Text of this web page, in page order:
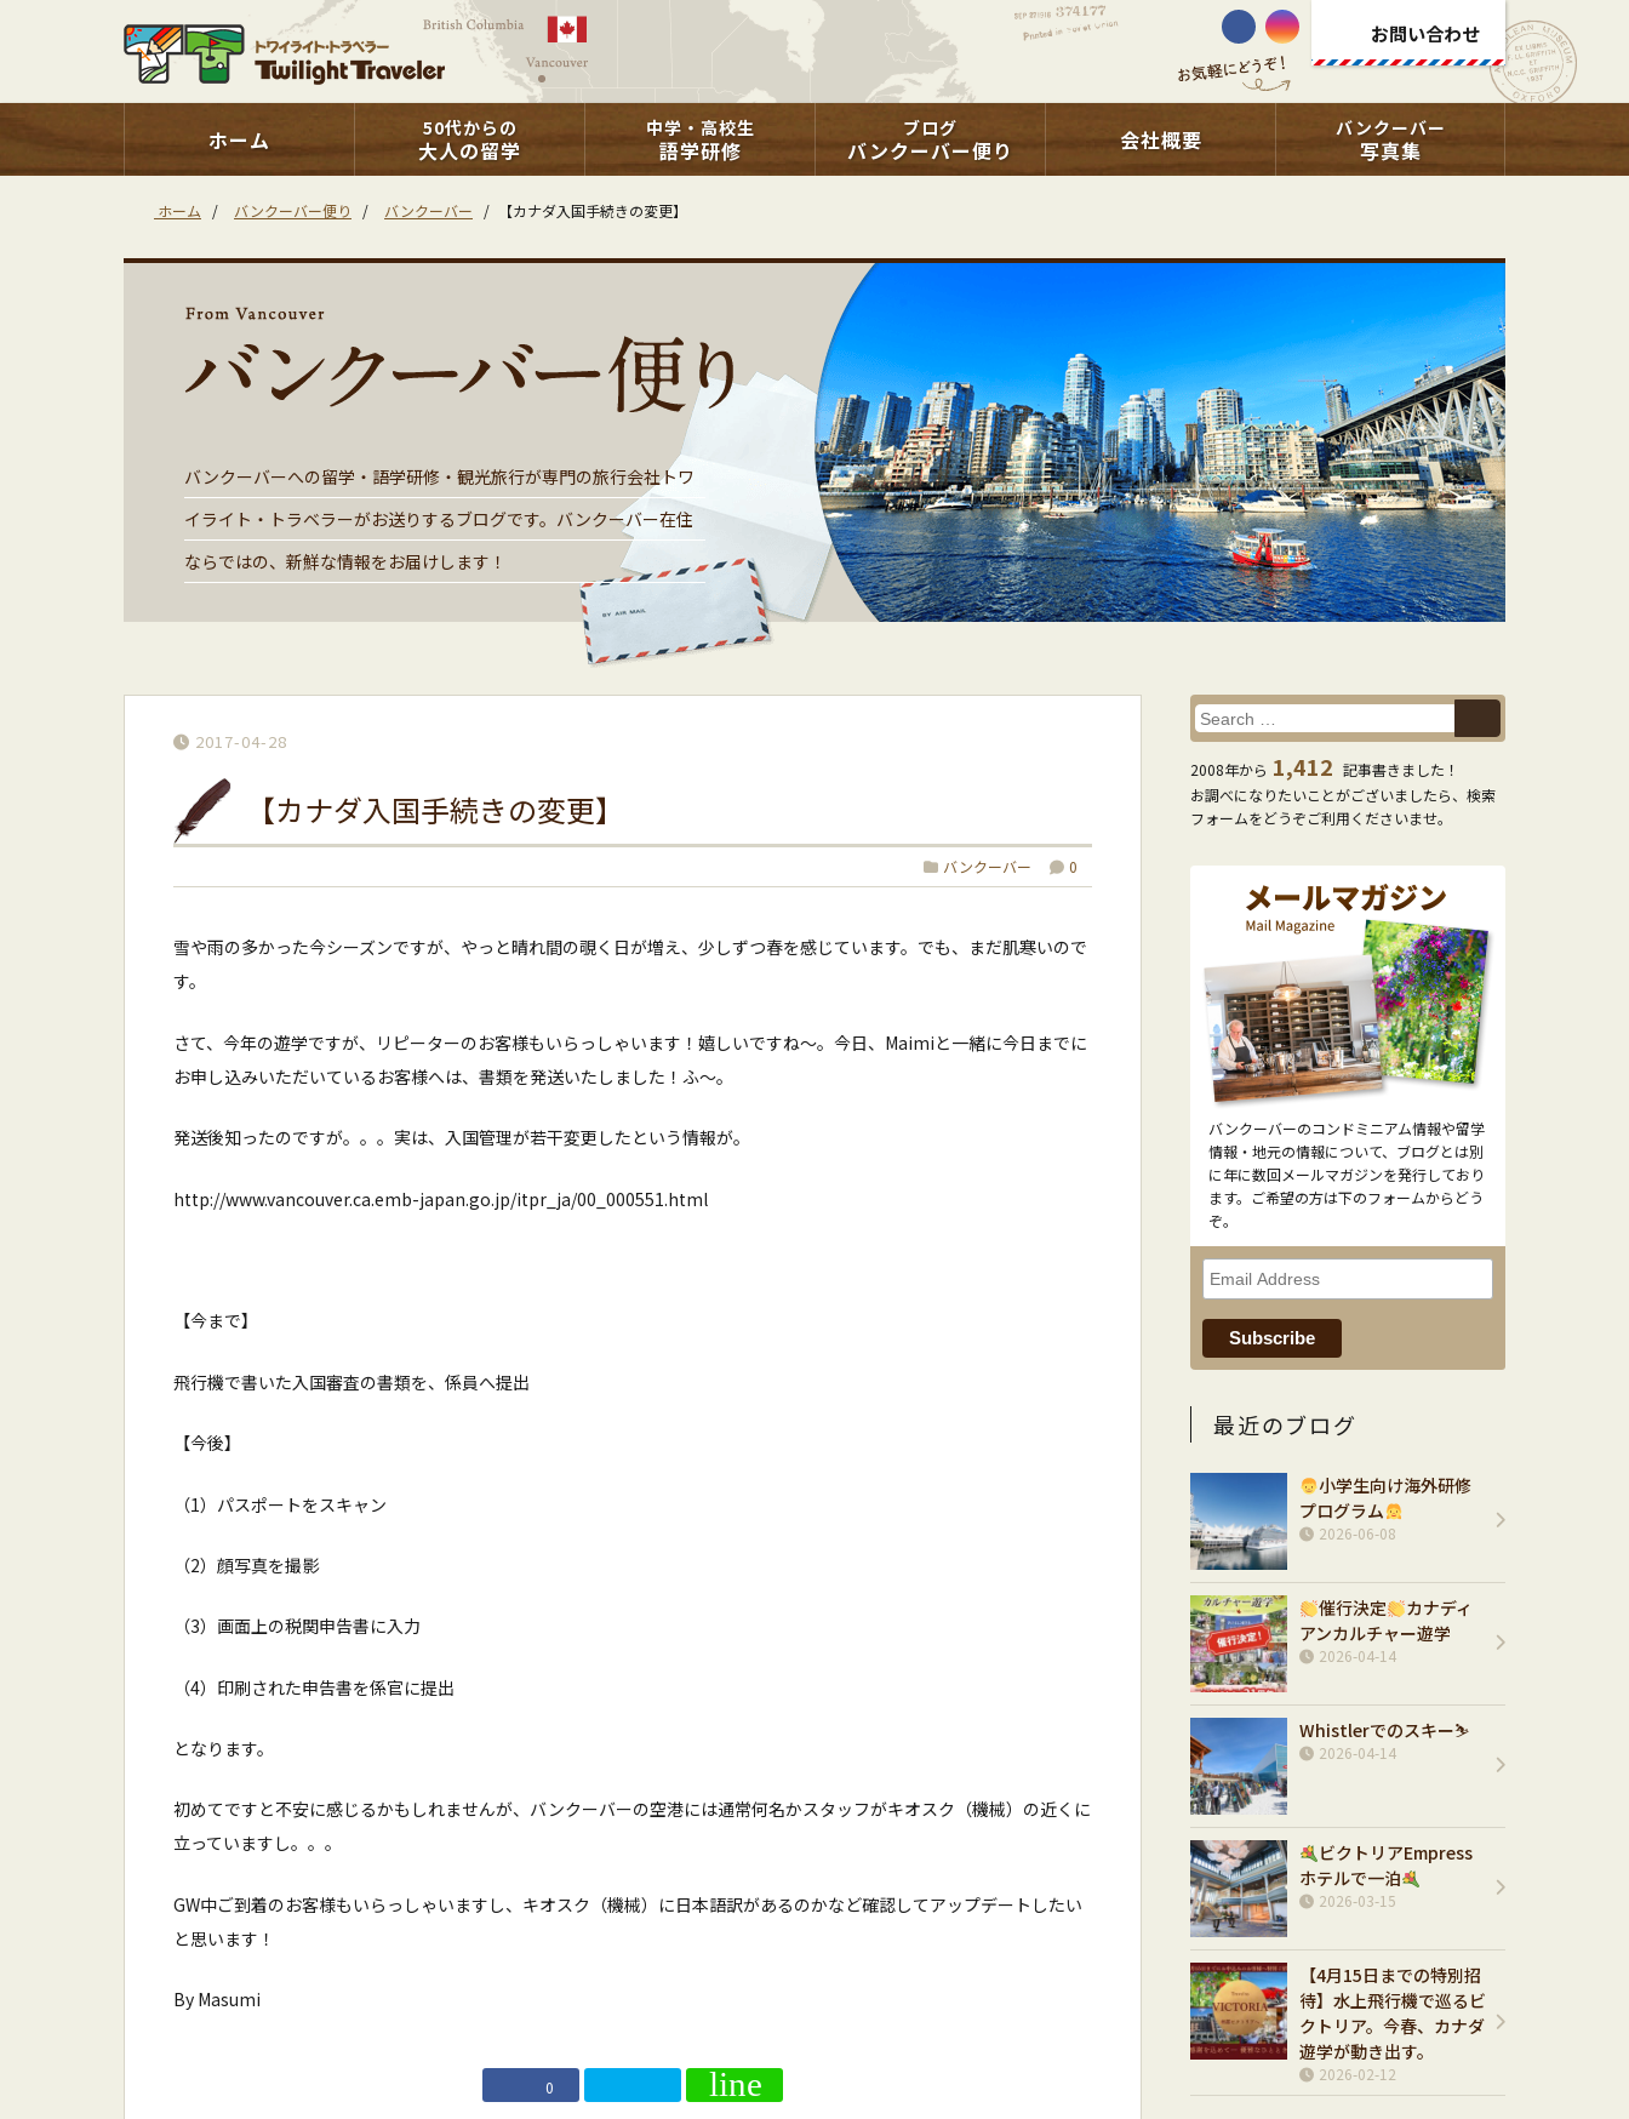
お問い合わせ
ホーム 50代からの
大人の留学
中学・高校生
語学研修
ブログ
バンクーバー便り 会社概要 バンクーバー
写真集
ホーム / バンクーバー便り / バンクーバー / 【カナダ入国手続きの変更】
バンクーバーへの留学・語学研修・観光旅行が専門の旅行会社トワ
イライト・トラベラーがお送りするブログです。バンクーバー在住
ならではの、新鮮な情報をお届けします！
2017-04-28
【カナダ入国手続きの変更】
バンクーバー 0
雪や雨の多かった今シーズンですが、やっと晴れ間の覗く日が増え、少しずつ春を感じています。でも、まだ肌寒いので
す。
さて、今年の遊学ですが、リピーターのお客様もいらっしゃいます！嬉しいですね〜。今日、Maimiと一緒に今日までに
お申し込みいただいているお客様へは、書類を発送いたしました！ふ〜。
発送後知ったのですが。。。実は、入国管理が若干変更したという情報が。
http://www.vancouver.ca.emb-japan.go.jp/itpr_ja/00_000551.html
【今まで】
飛行機で書いた入国審査の書類を、係員へ提出
【今後】
（1）パスポートをスキャン
（2）顔写真を撮影
（3）画面上の税関申告書に入力
（4）印刷された申告書を係官に提出
となります。
初めてですと不安に感じるかもしれませんが、バンクーバーの空港には通常何名かスタッフがキオスク（機械）の近くに
立っていますし。。。
GW中ご到着のお客様もいらっしゃいますし、キオスク（機械）に日本語訳があるのかなど確認してアップデートしたい
と思います！
By Masumi
0
2008年から 1,412 記事書きました！
お調べになりたいことがございましたら、検索
フォームをどうぞご利用くださいませ。
バンクーバーのコンドミニアム情報や留学
情報・地元の情報について、ブログとは別
に年に数回メールマガジンを発行しており
ます。ご希望の方は下のフォームからどう
ぞ。
最近のブログ
小学生向け海外研修
プログラム
2026-06-08
催行決定
カナディ
アンカルチャー遊学
2026-04-14
Whistlerでのスキー⛷️
2026-04-14
ビクトリアEmpress
ホテルで一泊
2026-03-15
【4月15日までの特別招
待】水上飛行機で巡るビ
クトリア。今春、カナダ
遊学が動き出す。
2026-02-12